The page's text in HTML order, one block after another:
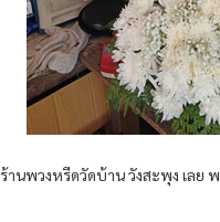
ร้านพวงหรีดวัดบ้าน วังสะพุง เลย